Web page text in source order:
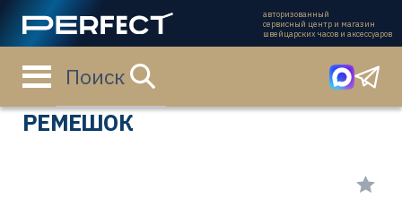
авторизованный
сервисный центр и магазин
швейцарских часов и аксессуаров
Поиск
Главная страница Каталог
РЕМЕШОК